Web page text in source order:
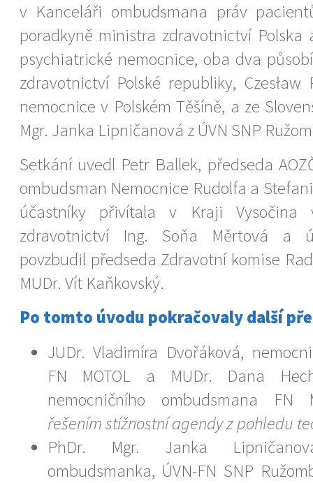
v Kanceláři ombudsmana práv
poradkyně ministra zdravotnictví Polska
psychiatrické nemocnice, oba dva
zdravotnictví Polské republiky, Czesław
nemocnice v Polském Těšíně, a ze
Mgr. Janka Lipničanová z ÚVN SNP
Setkání uvedl Petr Ballek, předseda
ombudsman Nemocnice Rudolfa a
účastníky přivítala v Kraji Vysočina
zdravotnictví Ing. Soňa Měrtová a
povzbudil předseda Zdravotní komise
MUDr. Vít Kaňkovský.
Po tomto úvodu pokračovaly další
JUDr. Vladimíra Dvořáková,
FN MOTOL a MUDr. Dana
nemocničního ombudsmana FN
řešením stížnostní agendy z pohledu
PhDr. Mgr. Janka
ombudsmanka, ÚVN-FN SNP